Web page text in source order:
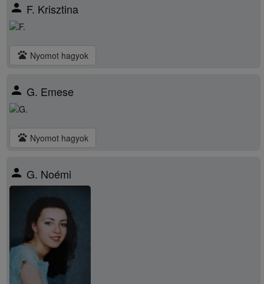
person F. Krisztina
pets Nyomot hagyok
person G. Emese
pets Nyomot hagyok
person G. Noémi